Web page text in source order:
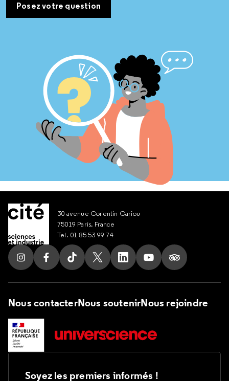
Posez votre question
30 avenue Corentin Cariou
75019 Paris, France
Tel. 01 85 53 99 74
Suivez nous sur Instagram
Suivez nous sur Facebook
Suivez nous sur Tik Tok
Suivez nous sur X
Suivez nous sur LinkedIn
Suivez nous sur
Suivez nous
Nous contacterNous soutenirNous rejoindre
Soyez les premiers informés !